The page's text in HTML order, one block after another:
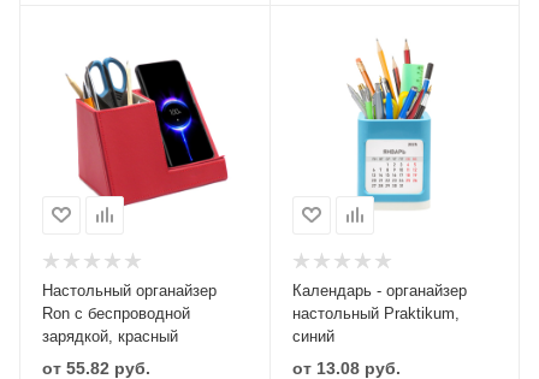
Настольный органайзер
Ron c беспроводной
зарядкой, красный
от 55.82 руб.
Календарь - органайзер
настольный Praktikum,
синий
от 13.08руб.